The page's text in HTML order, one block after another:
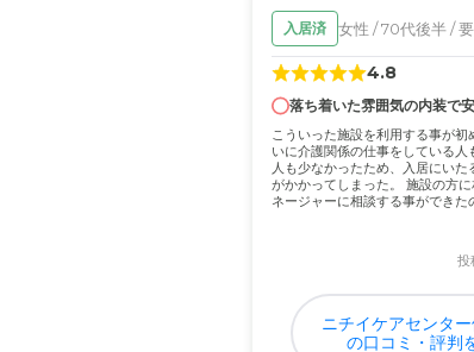
入居済 女性 / 70代後半 /
4.8
落ち着いた雰囲気の内装で
こういった施設を利用する事が初
いに介護関係の仕事をしている人
人も少なかったため、入居にいた
がかかってしまった。 施設の方
ネージャーに相談する事ができた
投
ニチイケアセンタ
の口コミ・評判